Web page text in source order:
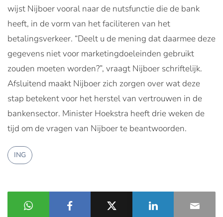
wijst Nijboer vooral naar de nutsfunctie die de bank
heeft, in de vorm van het faciliteren van het
betalingsverkeer. “Deelt u de mening dat daarmee deze
gegevens niet voor marketingdoeleinden gebruikt
zouden moeten worden?”, vraagt Nijboer schriftelijk.
Afsluitend maakt Nijboer zich zorgen over wat deze
stap betekent voor het herstel van vertrouwen in de
bankensector. Minister Hoekstra heeft drie weken de
tijd om de vragen van Nijboer te beantwoorden.
ING